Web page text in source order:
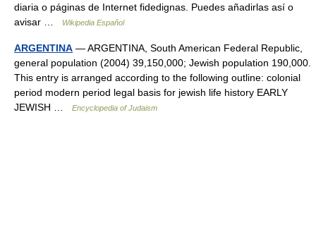
diaria o páginas de Internet fidedignas. Puedes añadirlas así o
avisar …
Wikipedia Español
ARGENTINA — ARGENTINA, South American Federal Republic,
general population (2004) 39,150,000; Jewish population 190,000.
This entry is arranged according to the following outline: colonial
period modern period legal basis for jewish life history EARLY
JEWISH …
Encyclopedia of Judaism